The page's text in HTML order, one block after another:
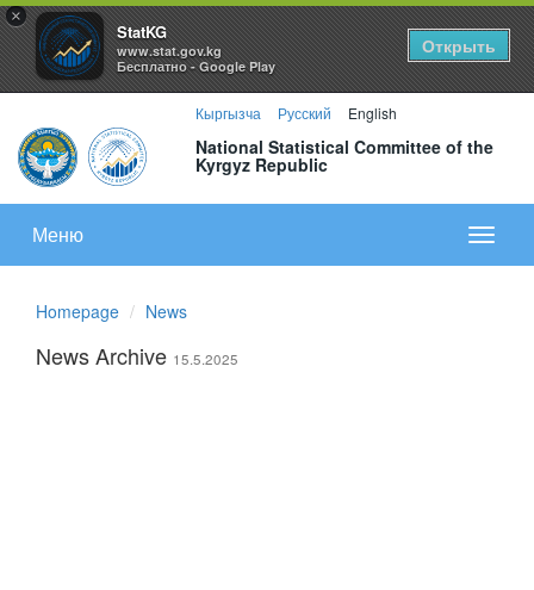
×
StatKG
www.stat.gov.kg
Бесплатно - Google Play
Открыть
Кыргызча Русский English
National Statistical Committee of the
Kyrgyz Republic
меню
Меню
Homepage News
News Archive 15.5.2025